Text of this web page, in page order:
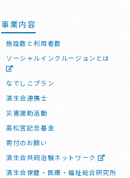
事業内容
施設数と利用者数
ソーシャルインクルージョンとは
なでしこプラン
済生会連携士
災害援助活動
高松宮記念基金
寄付のお願い
済生会共同治験ネットワーク
済生会保健・医療・福祉総合研究所